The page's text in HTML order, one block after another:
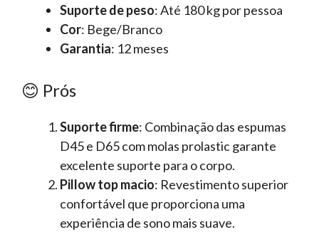
Suporte de peso: Até 180 kg por pessoa
Cor: Bege/Branco
Garantia: 12 meses
😊 Prós
Suporte firme: Combinação das espumas
D45 e D65 com molas prolastic garante
excelente suporte para o corpo.
Pillow top macio: Revestimento superior
confortável que proporciona uma
experiência de sono mais suave.